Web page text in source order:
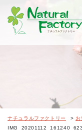
ナチ
ナチュラルファクトリー > お
IMG_20201112_161240_623